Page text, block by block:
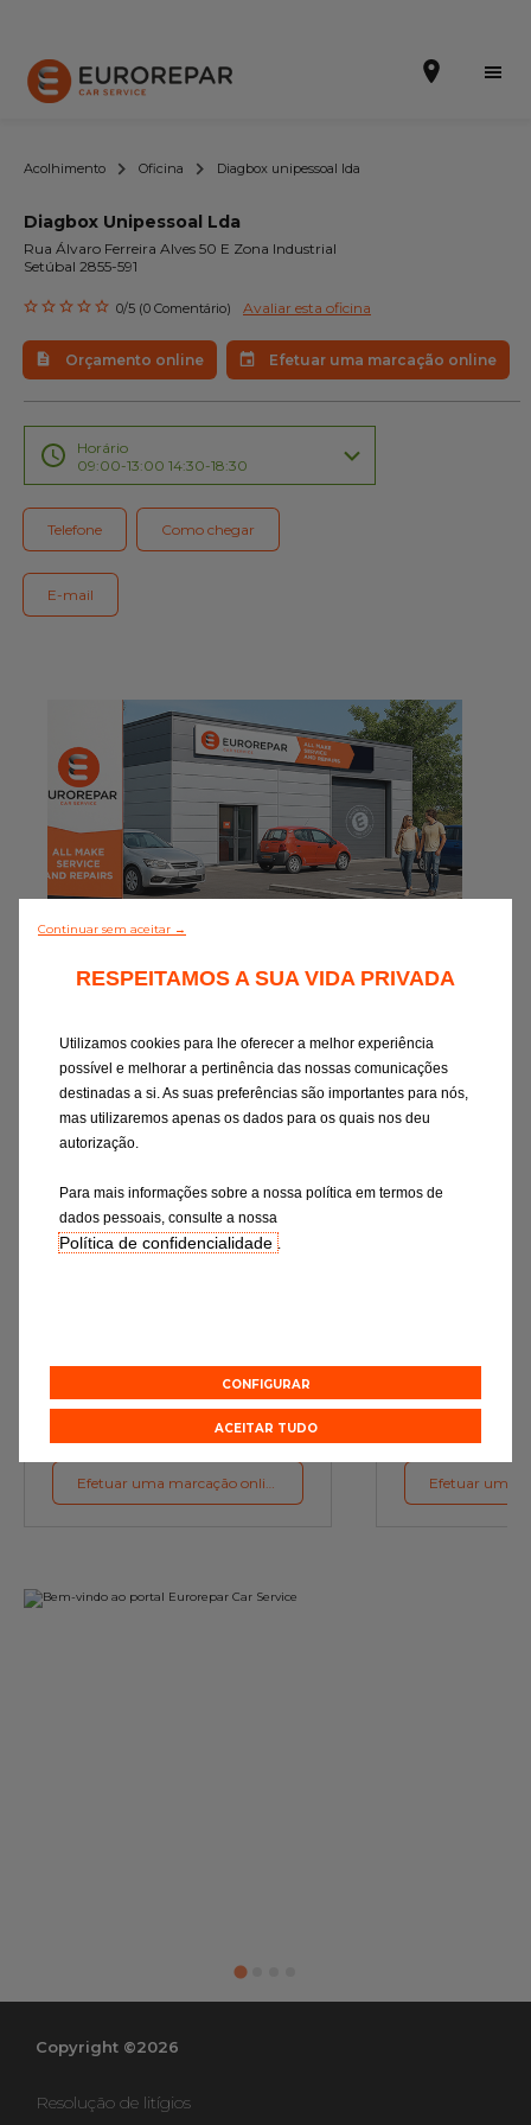
Efetuar uma marcação online
Orçamento online
A marca
Promoções
Noticias
Gama Eurorepar
Serviço cliente
Integrar a rede
Acolhimento Oficina Diagbox unipessoal lda
Diagbox Unipessoal Lda
Rua Álvaro Ferreira Alves 50 E Zona Industrial
Setúbal 2855-591
0/5 (0 Comentário) Avaliar esta oficina
Orçamento online Efetuar uma marcação online
Horário
09:00-13:00 14:30-18:30
Telefone Como chegar
E-mail
Orçamento online
Efetuar uma marcação online
Copyright ©2026
Resolução de litígios
Continuar sem aceitar →
RESPEITAMOS A SUA VIDA PRIVADA
Utilizamos cookies para lhe oferecer a melhor experiência
possível e melhorar a pertinência das nossas comunicações
destinadas a si. As suas preferências são importantes para nós,
mas utilizaremos apenas os dados para os quais nos deu
autorização.
Para mais informações sobre a nossa política em termos de
dados pessoais, consulte a nossa
Política de confidencialidade .
CONFIGURAR
ACEITAR TUDO